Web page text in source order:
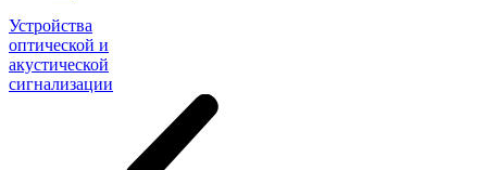
Устройства
оптической и
акустической
сигнализации